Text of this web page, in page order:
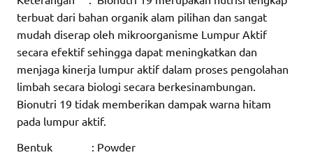
terbuat dari bahan organik alam pilihan dan sangat
mudah diserap oleh mikroorganisme Lumpur Aktif
secara efektif sehingga dapat meningkatkan dan
menjaga kinerja lumpur aktif dalam proses pengolahan
limbah secara biologi secara berkesinambungan.
Bionutri 19 tidak memberikan dampak warna hitam
pada lumpur aktif.
Bentuk : Powder